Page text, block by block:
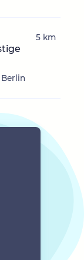
Berlin
5 km